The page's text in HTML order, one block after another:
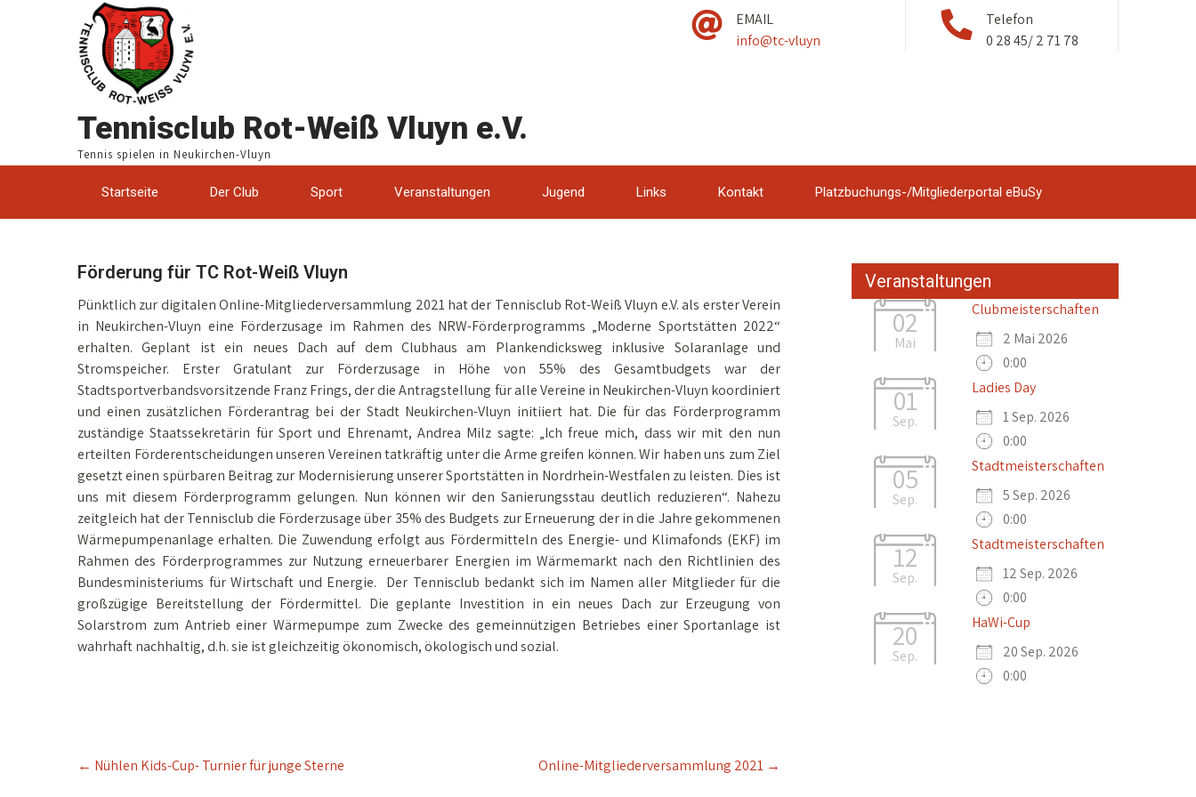
Tennisclub Rot-Weiß Vluyn e.V.
Tennis spielen in Neukirchen-Vluyn
EMAIL
info@tc-vluyn
Telefon
0 28 45/ 2 71 78
Startseite Der Club Sport Veranstaltungen Jugend Links Kontakt Platzbuchungs-/Mitgliederportal eBuSy
Förderung für TC Rot-Weiß Vluyn
Pünktlich zur digitalen Online-Mitgliederversammlung 2021 hat der Tennisclub Rot-Weiß Vluyn e.V. als erster Verein
in Neukirchen-Vluyn eine Förderzusage im Rahmen des NRW-Förderprogramms „Moderne Sportstätten 2022“
erhalten. Geplant ist ein neues Dach auf dem Clubhaus am Plankendicksweg inklusive Solaranlage und
Stromspeicher. Erster Gratulant zur Förderzusage in Höhe von 55% des Gesamtbudgets war der
Stadtsportverbandsvorsitzende Franz Frings, der die Antragstellung für alle Vereine in Neukirchen-Vluyn koordiniert
und einen zusätzlichen Förderantrag bei der Stadt Neukirchen-Vluyn initiiert hat. Die für das Förderprogramm
zuständige Staatssekretärin für Sport und Ehrenamt, Andrea Milz sagte: „Ich freue mich, dass wir mit den nun
erteilten Förderentscheidungen unseren Vereinen tatkräftig unter die Arme greifen können. Wir haben uns zum Ziel
gesetzt einen spürbaren Beitrag zur Modernisierung unserer Sportstätten in Nordrhein-Westfalen zu leisten. Dies ist
uns mit diesem Förderprogramm gelungen. Nun können wir den Sanierungsstau deutlich reduzieren“. Nahezu
zeitgleich hat der Tennisclub die Förderzusage über 35% des Budgets zur Erneuerung der in die Jahre gekommenen
Wärmepumpenanlage erhalten. Die Zuwendung erfolgt aus Fördermitteln des Energie- und Klimafonds (EKF) im
Rahmen des Förderprogrammes zur Nutzung erneuerbarer Energien im Wärmemarkt nach den Richtlinien des
Bundesministeriums für Wirtschaft und Energie. Der Tennisclub bedankt sich im Namen aller Mitglieder für die
großzügige Bereitstellung der Fördermittel. Die geplante Investition in ein neues Dach zur Erzeugung von
Solarstrom zum Antrieb einer Wärmepumpe zum Zwecke des gemeinnützigen Betriebes einer Sportanlage ist
wahrhaft nachhaltig, d.h. sie ist gleichzeitig ökonomisch, ökologisch und sozial.
Post
navigation
← Nühlen Kids-Cup- Turnier für junge Sterne Online-Mitgliederversammlung 2021 →
Veranstaltungen
02
Mai
Clubmeisterschaften
2 Mai 2026
0:00
01
Sep.
Ladies Day
1 Sep. 2026
0:00
05
Sep.
Stadtmeisterschaften
5 Sep. 2026
0:00
12
Sep.
Stadtmeisterschaften
12 Sep. 2026
0:00
20
Sep.
HaWi-Cup
20 Sep. 2026
0:00